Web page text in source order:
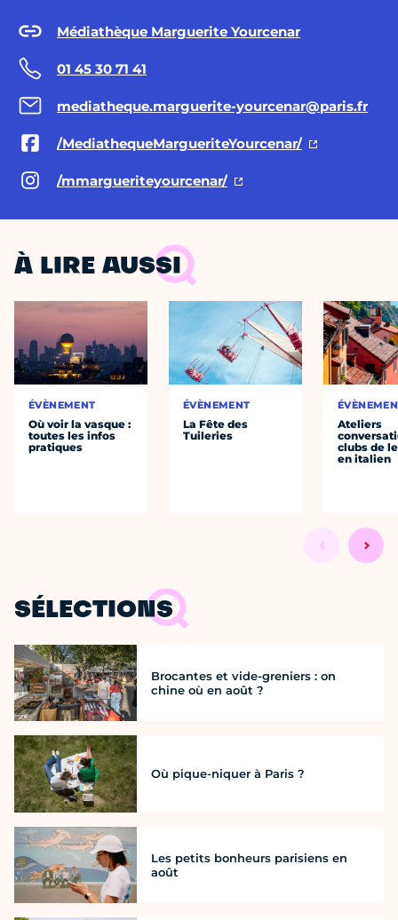
Médiathèque Marguerite Yourcenar
01 45 30 71 41
mediatheque.marguerite-yourcenar@paris.fr
/MediathequeMargueriteYourcenar/
/mmargueriteyourcenar/
À LIRE AUSSI
ÉVÈNEMENT
Où voir la vasque :
toutes les infos
pratiques
ÉVÈNEMENT
La Fête des
Tuileries
Ateliers
clubs de
en italien
SÉLECTIONS
Brocantes et vide-greniers : on
chine où en août ?
Où pique-niquer à Paris ?
Les petits bonheurs parisiens en
août